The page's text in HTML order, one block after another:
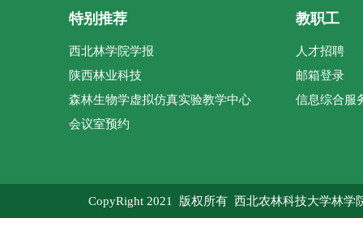
特别推荐
西北林学院学报
陕西林业科技
森林生物学虚拟仿真实验教学中心
会议室预约
教职工
人才招聘
邮箱登录
信息综合服
CopyRight 2021 版权所有 西北农林科技大学林